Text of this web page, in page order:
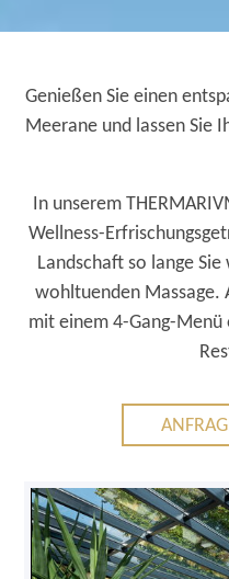
Genießen Sie einen
Meerane und
In unserem
Wellness-
Landschaft so lange
wohltuenden Massage.
mit einem 4-Gang-